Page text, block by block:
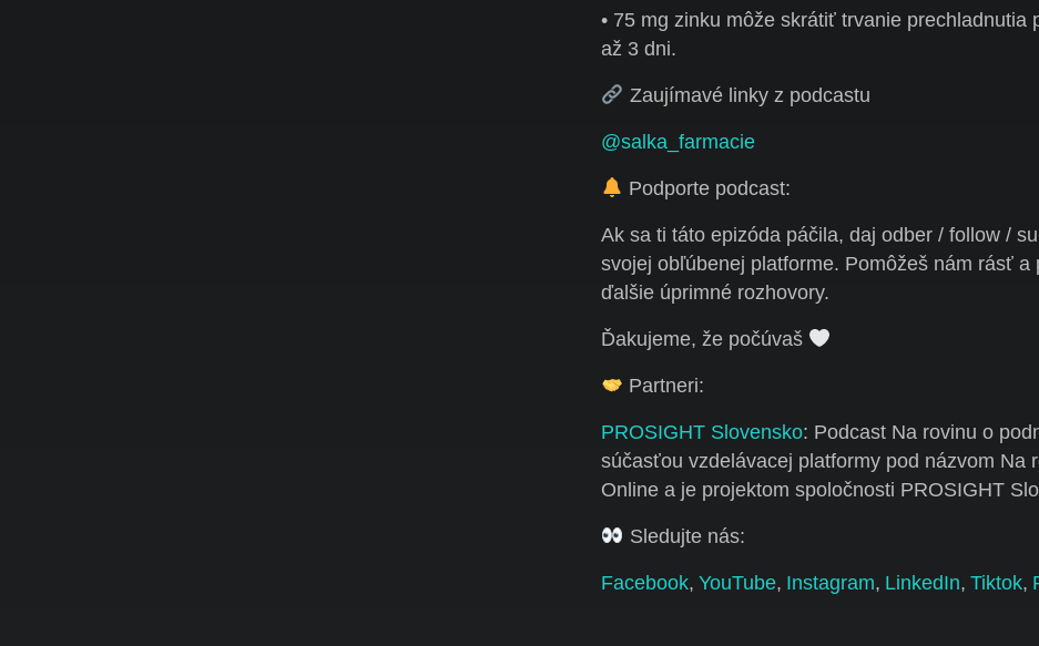
• 75 mg zinku môže skrátiť trvanie prechladnutia
až 3 dni.
Zaujímavé linky z podcastu
@salka_farmacie
Podporte podcast:
Ak sa ti táto epizóda páčila, daj odber / follow /
svojej obľúbenej platforme. Pomôžeš nám rásť a
ďalšie úprimné rozhovory.
Ďakujeme, že počúvaš
Partneri:
PROSIGHT Slovensko: Podcast Na rovinu o
súčasťou vzdelávacej platformy pod názvom Na
Online a je projektom spoločnosti PROSIGHT
Sledujte nás:
Facebook, YouTube, Instagram, LinkedIn, Tiktok,